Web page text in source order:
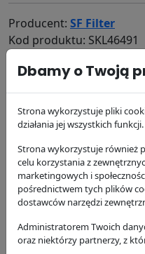
Producent: SF Filter
Kod produktu: SKL46491
80.21 zł brutto
wysyłka:24/48 h
Zamienniki Cross
Dostawa i płatność
Dbamy o Twoją
Strona wykorzystuje pliki
działania jej wszystkich funkcji.
Strona wykorzystuje również
celu korzystania z
marketingowych i
pośrednictwem tych plików
dostawców narzędzi
Administratorem Twoich
oraz niektórzy partnerzy, z